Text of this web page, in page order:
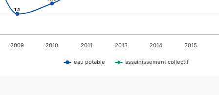
1.1
1.1
eau potable assainissement collectif
2009 2010 2011 2013 2014 2015